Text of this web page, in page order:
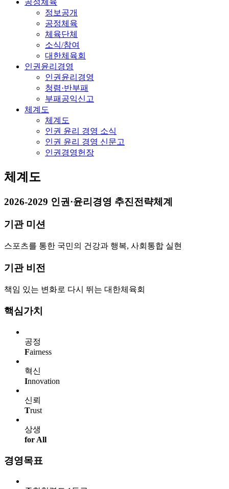
정보공개
공정체육
체육단체
소식/참여
대한체육회
인권윤리경영
인권윤리경영
청렴·반부패
부패공익신고
체계도
체계도
인권 윤리 경영 소식
인권 윤리 경영 신문고
인권경영헌장
체계도
2026-2029 인권·윤리경영 추진전략체계
기관 미션
스포츠를 통한 국민의 건강과 행복, 사회통합 실현
기관 비전
책임 있는 변화로 다시 뛰는 대한체육회
핵심가치
공정
Fairness
혁신
Innovation
신뢰
Trust
상생
for All
경영목표